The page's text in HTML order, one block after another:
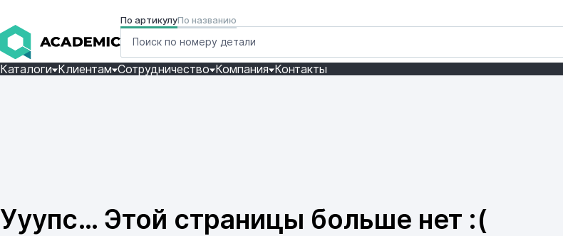
По артикулуПо названию
Каталоги Клиентам Сотрудничество Компания Контакты
Ууупс… Этой страницы больше нет :(